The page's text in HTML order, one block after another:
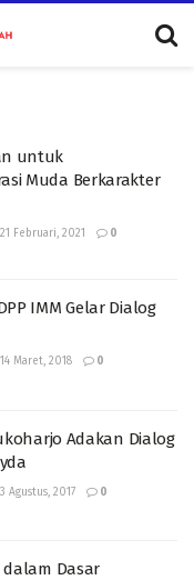
untuk
Muda Berkarakter
21 Februari, 2021 0
IMM Gelar Dialog
14 Maret, 2018 0
Adakan Dialog
3 Agustus, 2017 0
dalam Dasar